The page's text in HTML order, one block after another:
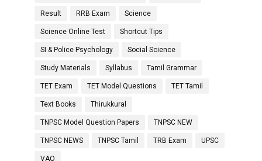
Result RRB Exam Science
Science Online Test Shortcut Tips
SI & Police Psychology Social Science
Study Materials Syllabus Tamil Grammar
TET Exam TET Model Questions TET Tamil
Text Books Thirukkural
TNPSC Model Question Papers TNPSC NEW
TNPSC NEWS TNPSC Tamil TRB Exam UPSC
VAO